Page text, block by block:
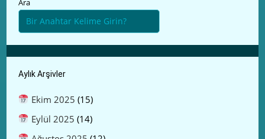
Ara
Aylık Arşivler
Ekim 2025 (15)
Eylül 2025 (14)